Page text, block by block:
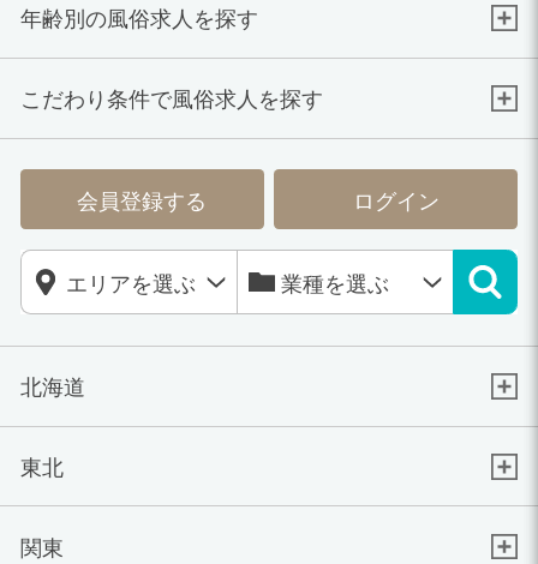
年齢別の風俗求人を探す
こだわり条件で風俗求人を探す
会員登録する ログイン
北海道
東北
関東